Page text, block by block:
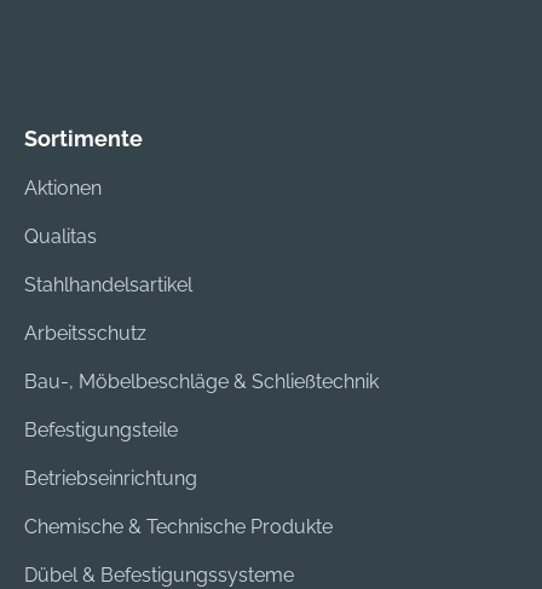
Sortimente
Aktionen
Qualitas
Stahlhandelsartikel
Arbeitsschutz
Bau-, Möbelbeschläge & Schließtechnik
Befestigungsteile
Betriebseinrichtung
Chemische & Technische Produkte
Dübel & Befestigungssysteme